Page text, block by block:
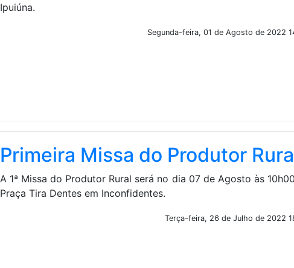
Ipuiúna.
Segunda-feira, 01 de Agosto de 2022
Primeira Missa do Produtor
A 1ª Missa do Produtor Rural será no dia 07 de Agosto às
Praça Tira Dentes em Inconfidentes.
Terça-feira, 26 de Julho de 2022